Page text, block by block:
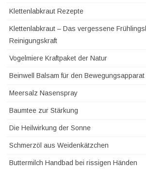
Klettenlabkraut Rezepte
Klettenlabkraut – Das vergessene
Reinigungskraft
Vogelmiere Kraftpaket der Natur
Beinwell Balsam für den Bewegungsapparat
Meersalz Nasenspray
Baumtee zur Stärkung
Die Heilwirkung der Sonne
Schmerzöl aus Weidenkätzchen
Buttermilch Handbad bei rissigen Händen